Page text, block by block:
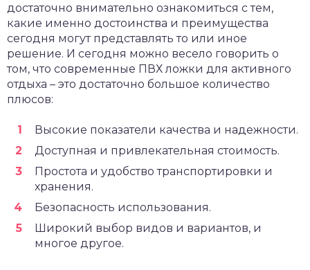
достаточно внимательно ознакомиться с тем,
какие именно достоинства и преимущества
сегодня могут представлять то или иное
решение. И сегодня можно весело говорить о
том, что современные ПВХ ложки для активного
отдыха – это достаточно большое количество
плюсов:
Высокие показатели качества и надежности.
Доступная и привлекательная стоимость.
Простота и удобство транспортировки и
хранения.
Безопасность использования.
Широкий выбор видов и вариантов, и
многое другое.